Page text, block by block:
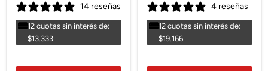
14 reseñas
12 cuotas sin interés de:
$13.333
4 reseñas
12 cuotas sin interés de:
$19.166